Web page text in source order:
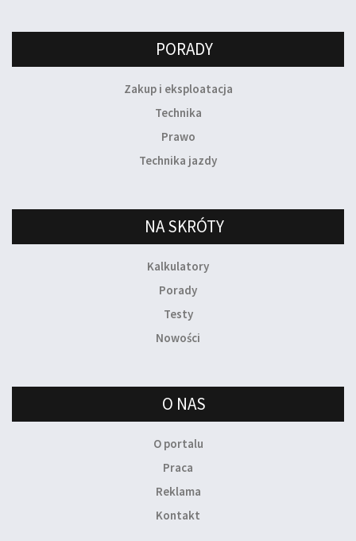
PORADY
Zakup i eksploatacja
Technika
Prawo
Technika jazdy
NA SKRÓTY
Kalkulatory
Porady
Testy
Nowości
O NAS
O portalu
Praca
Reklama
Kontakt